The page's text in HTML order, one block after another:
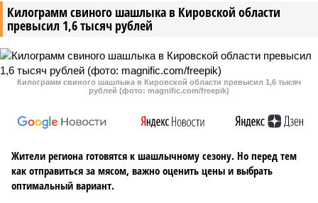
Килограмм свиного шашлыка в Кировской области
превысил 1,6 тысяч рублей
Килограмм свиного шашлыка в Кировской области превысил 1,6 тысяч
рублей (фото: magnific.com/freepik)
Жители региона готовятся к шашлычному сезону. Но перед тем
как отправиться за мясом, важно оценить цены и выбрать
оптимальный вариант.